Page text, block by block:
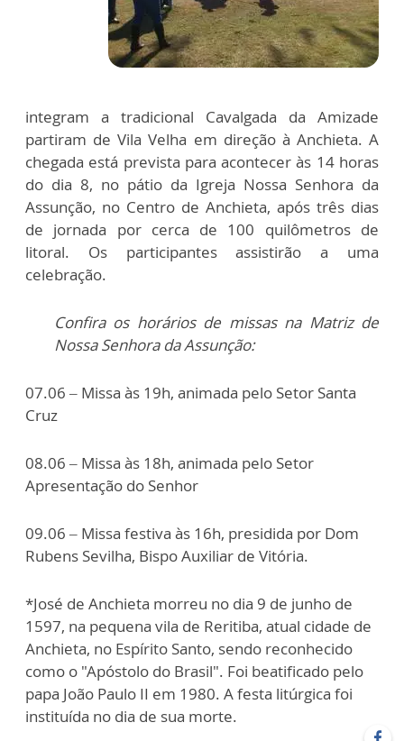
integram a tradicional Cavalgada da Amizade
partiram de Vila Velha em direção à Anchieta. A
chegada está prevista para acontecer às 14 horas
do dia 8, no pátio da Igreja Nossa Senhora da
Assunção, no Centro de Anchieta, após três dias
de jornada por cerca de 100 quilômetros de
litoral. Os participantes assistirão a uma
celebração.
Confira os horários de missas na Matriz de
Nossa Senhora da Assunção:
07.06 – Missa às 19h, animada pelo Setor Santa
Cruz
08.06 – Missa às 18h, animada pelo Setor
Apresentação do Senhor
09.06 – Missa festiva às 16h, presidida por Dom
Rubens Sevilha, Bispo Auxiliar de Vitória.
*José de Anchieta morreu no dia 9 de junho de
1597, na pequena vila de Reritiba, atual cidade de
Anchieta, no Espírito Santo, sendo reconhecido
como o "Apóstolo do Brasil". Foi beatificado pelo
papa João Paulo II em 1980. A festa litúrgica foi
instituída no dia de sua morte.